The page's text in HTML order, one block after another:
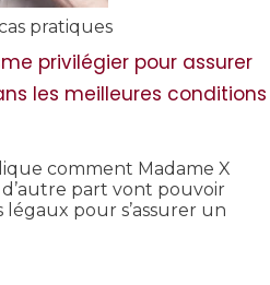
pratiques
privilégier pour assurer
les meilleures conditions
comment Madame X
part vont pouvoir
légaux pour s’assurer un